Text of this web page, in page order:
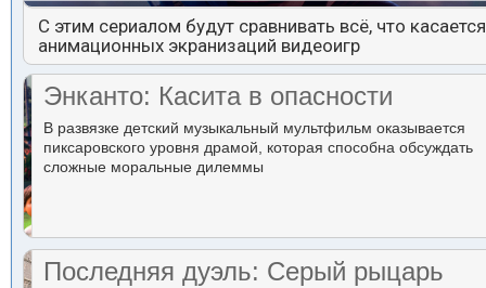
С этим сериалом будут сравнивать всё, что касается
анимационных экранизаций видеоигр
Энканто: Касита в опасности
В развязке детский музыкальный мультфильм оказывается
пиксаровского уровня драмой, которая способна обсуждать
сложные моральные дилеммы
Последняя дуэль: Серый рыцарь